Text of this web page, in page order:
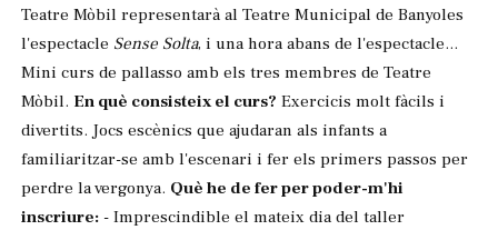
Teatre Mòbil representarà al Teatre Municipal de Banyoles
l'espectacle Sense Solta, i una hora abans de l'espectacle...
Mini curs de pallasso amb els tres membres de Teatre
Mòbil. En què consisteix el curs? Exercicis molt fàcils i
divertits. Jocs escènics que ajudaran als infants a
familiaritzar-se amb l'escenari i fer els primers passos per
perdre la vergonya. Què he de fer per poder-m'hi
inscriure: - Imprescindible el mateix dia del taller